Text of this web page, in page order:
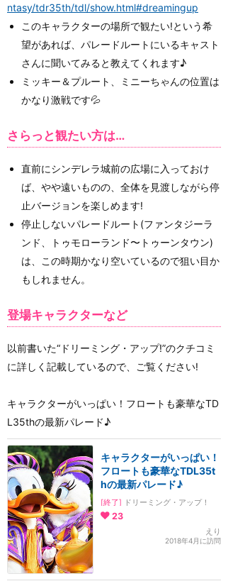
ntasy/tdr35th/tdl/show.html#dreamingup
このキャラクターの場所で観たい!という希
望があれば、パレードルートにいるキャスト
さんに聞いてみると教えてくれます♪
ミッキー＆プルート、ミニーちゃんの位置は
かなり激戦です💦
さらっと観たい方は…
直前にシンデレラ城前の広場に入っておけ
ば、やや遠いものの、全体を見渡しながら停
止バージョンを楽しめます!
停止しないパレードルート(ファンタジーラ
ンド、トゥモローランド〜トゥーンタウン)
は、この時期かなり空いているので狙い目か
もしれません。
登場キャラクターなど
以前書いた“ドリーミング・アップ!”のクチコミ
に詳しく記載しているので、ご覧ください!
キャラクターがいっぱい！フロートも豪華なTD
L35thの最新パレード♪
キャラクターがいっぱい！
フロートも豪華なTDL35t
hの最新パレード♪
[終了] ドリーミング・アップ！
23
えり
2018年4月に訪問